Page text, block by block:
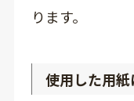
ります。
使用した用紙